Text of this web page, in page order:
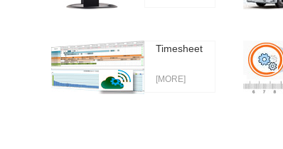
Timesheet
[MORE]